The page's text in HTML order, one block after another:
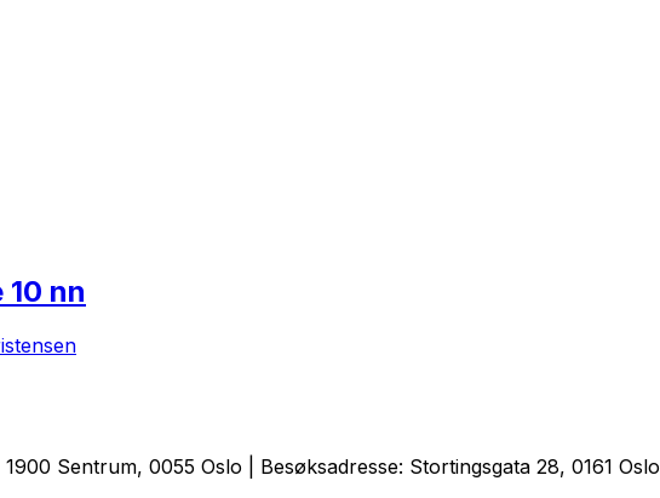
nn
1900 Sentrum, 0055 Oslo | Besøksadresse: Stortingsgata 28, 0161 Oslo